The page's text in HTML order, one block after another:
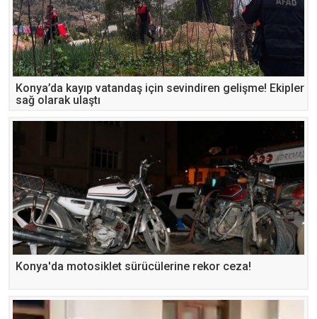
Konya’da kayıp vatandaş için sevindiren gelişme! Ekipler
sağ olarak ulaştı
Konya'da motosiklet sürücülerine rekor ceza!